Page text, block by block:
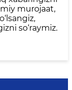
murojaat,
so‘raymiz.